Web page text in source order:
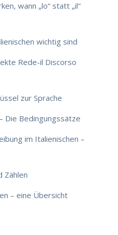
wann „lo“ statt „il“
wichtig sind
Rede-il Discorso
zur Sprache
Die Bedingungssätze
im Italienischen –
Zählen
– eine Übersicht